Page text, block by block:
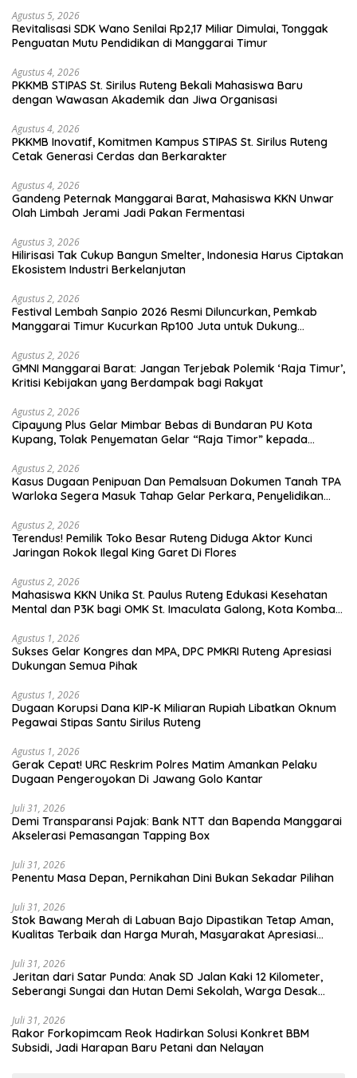
Agustus 5, 2026
Revitalisasi SDK Wano Senilai Rp2,17 Miliar Dimulai, Tonggak
Penguatan Mutu Pendidikan di Manggarai Timur
Agustus 4, 2026
PKKMB STIPAS St. Sirilus Ruteng Bekali Mahasiswa Baru
dengan Wawasan Akademik dan Jiwa Organisasi
Agustus 4, 2026
PKKMB Inovatif, Komitmen Kampus STIPAS St. Sirilus Ruteng
Cetak Generasi Cerdas dan Berkarakter
Agustus 4, 2026
Gandeng Peternak Manggarai Barat, Mahasiswa KKN Unwar
Olah Limbah Jerami Jadi Pakan Fermentasi
Agustus 3, 2026
Hilirisasi Tak Cukup Bangun Smelter, Indonesia Harus Ciptakan
Ekosistem Industri Berkelanjutan
Agustus 2, 2026
Festival Lembah Sanpio 2026 Resmi Diluncurkan, Pemkab
Manggarai Timur Kucurkan Rp100 Juta untuk Dukung
Agustus 2, 2026
GMNI Manggarai Barat: Jangan Terjebak Polemik ‘Raja Timur’,
Kritisi Kebijakan yang Berdampak bagi Rakyat
Agustus 2, 2026
Cipayung Plus Gelar Mimbar Bebas di Bundaran PU Kota
Kupang, Tolak Penyematan Gelar “Raja Timor” kepada
Agustus 2, 2026
Kasus Dugaan Penipuan Dan Pemalsuan Dokumen Tanah TPA
Warloka Segera Masuk Tahap Gelar Perkara, Penyelidikan
Agustus 2, 2026
Terendus! Pemilik Toko Besar Ruteng Diduga Aktor Kunci
Jaringan Rokok Ilegal King Garet Di Flores
Agustus 2, 2026
Mahasiswa KKN Unika St. Paulus Ruteng Edukasi Kesehatan
Mental dan P3K bagi OMK St. Imaculata Galong, Kota Komba
Agustus 1, 2026
Sukses Gelar Kongres dan MPA, DPC PMKRI Ruteng Apresiasi
Dukungan Semua Pihak
Agustus 1, 2026
Dugaan Korupsi Dana KIP-K Miliaran Rupiah Libatkan Oknum
Pegawai Stipas Santu Sirilus Ruteng
Agustus 1, 2026
Gerak Cepat! URC Reskrim Polres Matim Amankan Pelaku
Dugaan Pengeroyokan Di Jawang Golo Kantar
Juli 31, 2026
​Demi Transparansi Pajak: Bank NTT dan Bapenda Manggarai
Akselerasi Pemasangan Tapping Box
Juli 31, 2026
Penentu Masa Depan, Pernikahan Dini Bukan Sekadar Pilihan
Juli 31, 2026
Stok Bawang Merah di Labuan Bajo Dipastikan Tetap Aman,
Kualitas Terbaik dan Harga Murah, Masyarakat Apresiasi
Juli 31, 2026
Jeritan dari Satar Punda: Anak SD Jalan Kaki 12 Kilometer,
Seberangi Sungai dan Hutan Demi Sekolah, Warga Desak
Juli 31, 2026
Rakor Forkopimcam Reok Hadirkan Solusi Konkret BBM
Subsidi, Jadi Harapan Baru Petani dan Nelayan